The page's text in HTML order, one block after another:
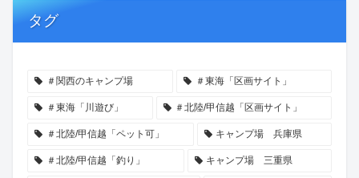
タグ
＃関西のキャンプ場 ＃東海「区画サイト」
＃東海「川遊び」 ＃北陸/甲信越「区画サイト」
＃北陸/甲信越「ペット可」 キャンプ場 兵庫県
＃北陸/甲信越「釣り」 キャンプ場 三重県